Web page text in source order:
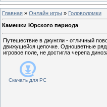
Главная » Онлайн игры » Головоломки
Камешки Юрского периода
Путешествие в джунгли - отличный
движущейся цепочке. Одноцветные
игровое поле, не достигла черепа
Скачать для PC